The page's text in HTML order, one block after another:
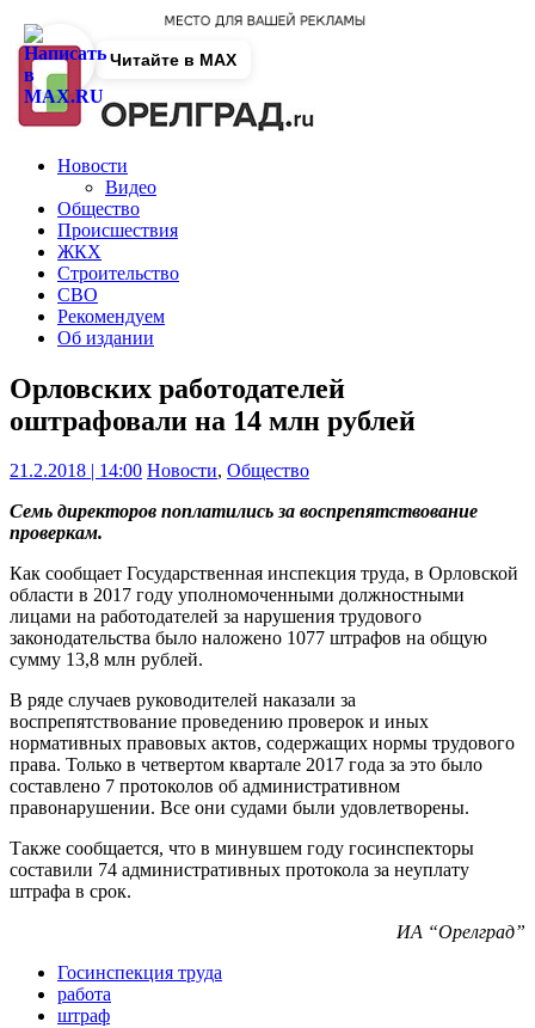
Новости
Видео
Общество
Происшествия
ЖКХ
Строительство
СВО
Рекомендуем
Об издании
Орловских работодателей
оштрафовали на 14 млн рублей
21.2.2018 | 14:00 Новости, Общество
Семь директоров поплатились за воспрепятствование
проверкам.
Как сообщает Государственная инспекция труда, в Орловской
области в 2017 году уполномоченными должностными
лицами на работодателей за нарушения трудового
законодательства было наложено 1077 штрафов на общую
сумму 13,8 млн рублей.
В ряде случаев руководителей наказали за
воспрепятствование проведению проверок и иных
нормативных правовых актов, содержащих нормы трудового
права. Только в четвертом квартале 2017 года за это было
составлено 7 протоколов об административном
правонарушении. Все они судами были удовлетворены.
Также сообщается, что в минувшем году госинспекторы
составили 74 административных протокола за неуплату
штрафа в срок.
ИА “Орелград”
Госинспекция труда
работа
штраф
Читайте в MAX